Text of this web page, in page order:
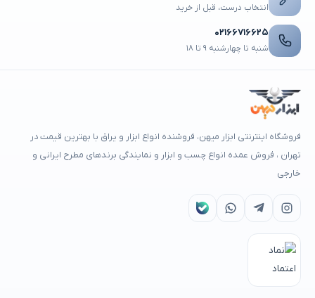
انتخاب درست، قبل از خرید
۰۲۱۶۶۷۱۶۶۲۵
شنبه تا چهارشنبه ۹ تا ۱۸
فروشگاه اینترنتی ابزار میهن، فروشنده انواع ابزار و یراق با بهترین قیمت در
تهران ، فروش عمده انواع چسب و ابزار و نمایندگی برندهای مطرح ایرانی و
خارجی